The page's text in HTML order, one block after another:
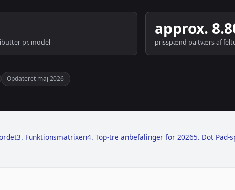
pr. model
approx.
prisspænd på tværs af
Opdateret maj 2026
3. Funktionsmatrixen4. Top-tre anbefalinger for 20265. Dot Pad-